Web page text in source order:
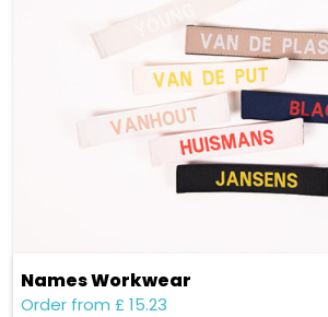
Names Workwear
Order from £ 15.23